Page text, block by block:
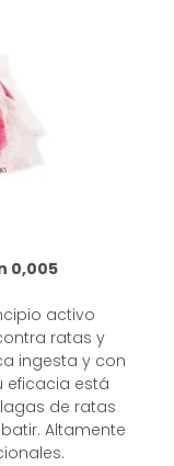
0,005
activo
ratas y
ingesta y con
eficacia está
de ratas
Altamente